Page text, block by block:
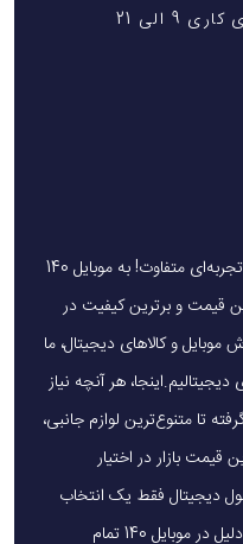
الی 21
یک خرید هوشمندانه ، قیمت منصفانه، تجربه‌ای متفاوت! به موبایل 140
قیمت و برترین کیفیت در
در فروش موبایل و کالاهای دیجیتال، ما
هر آنچه نیاز
تا متنوع‌ترین لوازم جانبی،
قیمت بازار در اختیار
دیجیتال فقط یک انتخاب
نیست، بلکه یک تجربه است! به همین دلیل در موبایل 140 تمام